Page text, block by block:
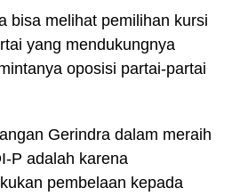
bisa melihat pemilihan kursi
yang mendukungnya
oposisi partai-partai
Gerindra dalam meraih
P adalah karena
pembelaan kepada